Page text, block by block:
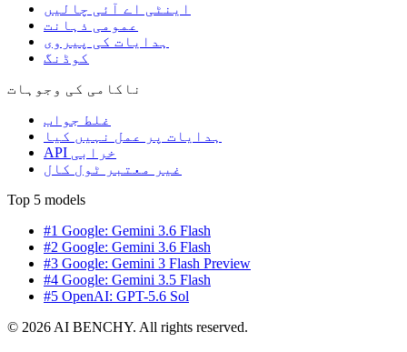
اینٹی اے آئی چالیں
عمومی ذہانت
ہدایات کی پیروی
کوڈنگ
ناکامی کی وجوہات
غلط جواب
ہدایات پر عمل نہیں کیا
API خرابی
غیر معتبر ٹول کال
Top 5 models
#1 Google: Gemini 3.6 Flash
#2 Google: Gemini 3.6 Flash
#3 Google: Gemini 3 Flash Preview
#4 Google: Gemini 3.5 Flash
#5 OpenAI: GPT-5.6 Sol
© 2026 AI BENCHY. All rights reserved.